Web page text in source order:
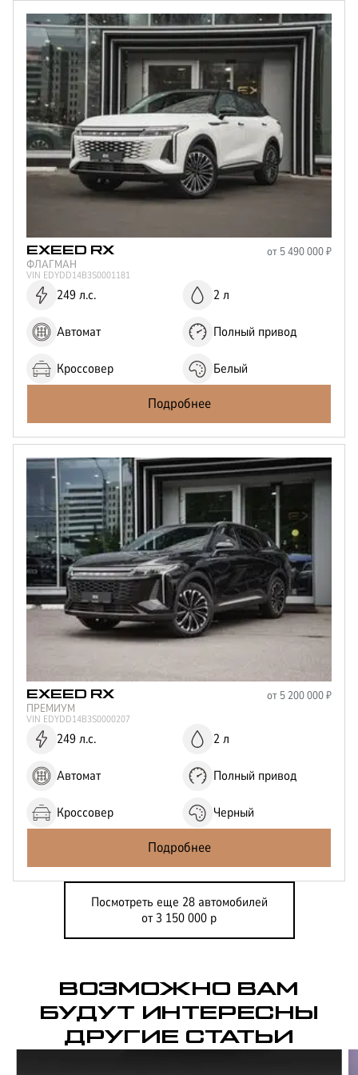
EXEED RX от 5 490 000₽
ФЛАГМАН
VIN EDYDD14B3S0001181
249 л.с. 2 л
Автомат Полный привод
Кроссовер Белый
Подробнее
EXEED RX от 5 200 000₽
ПРЕМИУМ
VIN EDYDD14B3S0000207
249 л.с. 2 л
Автомат Полный привод
Кроссовер Черный
Подробнее
Посмотреть еще 28 автомобилей
от 3 150 000 р
ВОЗМОЖНО ВАМ
БУДУТ ИНТЕРЕСНЫ
ДРУГИЕ СТАТЬИ